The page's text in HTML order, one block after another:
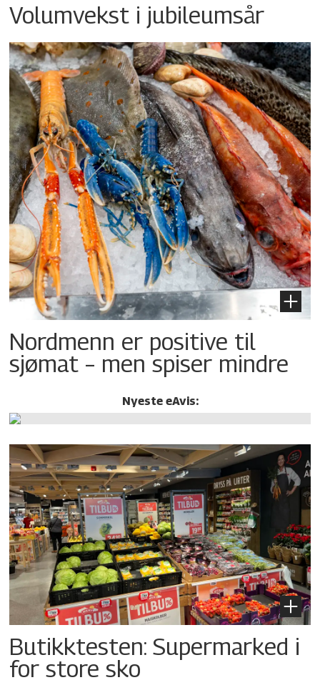
Volumvekst i jubileumsår
Nordmenn er positive til
sjømat – men spiser mindre
Nyeste eAvis:
Butikktesten: Supermarked i
for store sko